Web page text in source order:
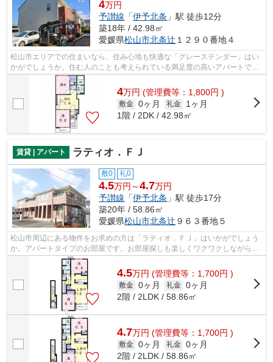
4万円
予讃線 「伊予北条 」駅 徒歩12分
築18年 / 42.98㎡
愛媛県松山市北条辻 １２９０番地４
松山市エリアでの住まいなら、住み心地も快適な「グレーステンダー」はい
かがでしょうか。住む人のことも考えられている満足度の高いアパートで
す。こちら伊予北条近くに立地する賃貸...
4万円 (管理費等：1,800円 )
敷金 0ヶ月 礼金
1ヶ月
1階 / 2DK / 42.98㎡
賃貸 | アパート ラティオ．ＦＪ
敷0 礼0
4.5万円～4.7万円
予讃線 「伊予北条 」駅 徒歩17分
築20年 / 58.86㎡
愛媛県松山市北条辻 ９６３番地５
松山市周辺にある物件をお求めの方は「ラティオ．ＦＪ」はいかがでしょう
か。アパートタイプのお部屋です。お部屋探しも楽しくワクワクしながら選
びましょう。松山市エリアの伊予北条...
4.5万円 (管理費等：1,700円 )
敷金 0ヶ月 礼金 0ヶ月
2階 / 2LDK / 58.86㎡
4.7万円 (管理費等：1,700円 )
敷金 0ヶ月 礼金 0ヶ月
2階 / 2LDK / 58.86㎡